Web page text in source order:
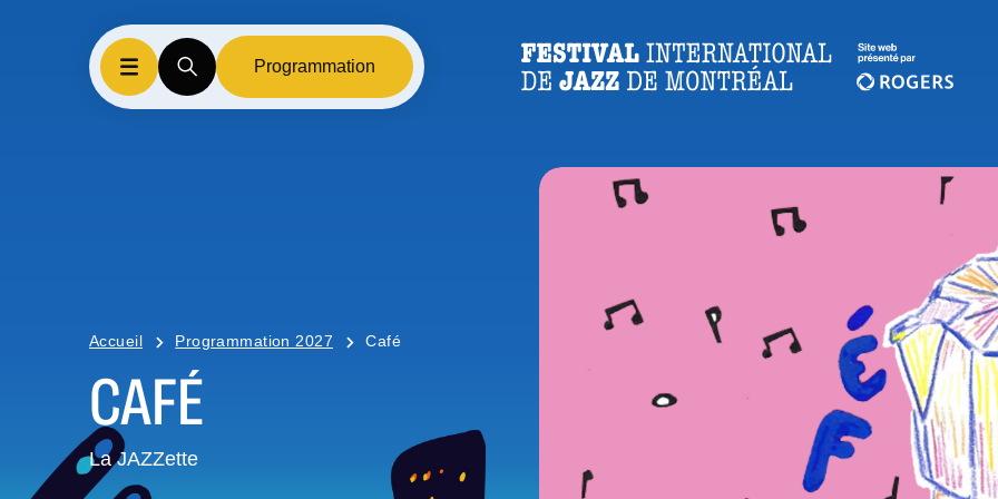
Programmation
Accueil Programmation 2027 Café
CAFÉ
La JAZZette